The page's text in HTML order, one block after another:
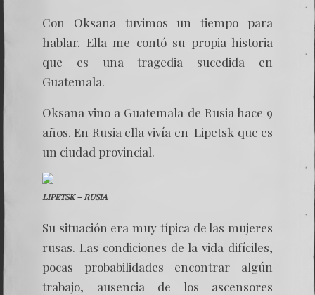
Con Oksana tuvimos un tiempo para
hablar. Ella me contó su propia historia
que es una tragedia sucedida en
Guatemala.
Oksana vino a Guatemala de Rusia hace 9
años. En Rusia ella vivía en Lipetsk que es
un ciudad provincial.
LIPETSK – RUSIA
Su situación era muy típica de las mujeres
rusas. Las condiciones de la vida difíciles,
pocas probabilidades encontrar algún
trabajo, ausencia de los ascensores